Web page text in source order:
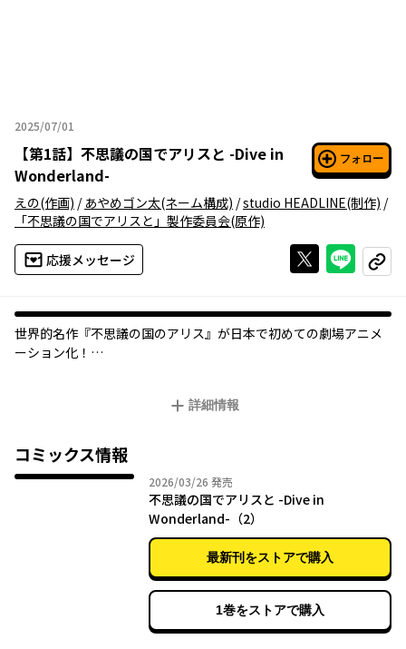
2025/07/01
2025年07月01日
【第1話】 不思議の国でアリスと -Dive in
Wonderland-
フォロー
えの(作画) / あやめゴン太(ネーム構成) /studio HEADLINE(制作) /
「不思議の国でアリスと」製作委員会(原作)
応援メッセージ Xで投稿する
ライン
コピー
世界的名作『不思議の国のアリス』が日本で初めての劇場アニメ
ーション化！
みんなと同じようにやってるのに、なんでうまくいかないんだろ
人生に迷っていた大学生の安曇野りせは、
ある日、亡き祖母が遺した招待状に導かれて、“不思議の国”へと
そこでアリスという少女と出会い、一緒に旅をすることに。
白ウサギや青虫、ハートの女王にトランプ兵、マッドハッターと
ハンプティダンプティ、双子のトゥイードルダムとトゥイードル
ディーにチェシャ猫に……
次々にりせの前に現れるへんてこりんな不思議の国の住人たち！
詳細情報
コミックス情報
2026/03/26 2026年03月26日
発売
不思議の国でアリスと -Dive in
Wonderland-（2）
最新刊をストアで購入
1巻をストアで購入